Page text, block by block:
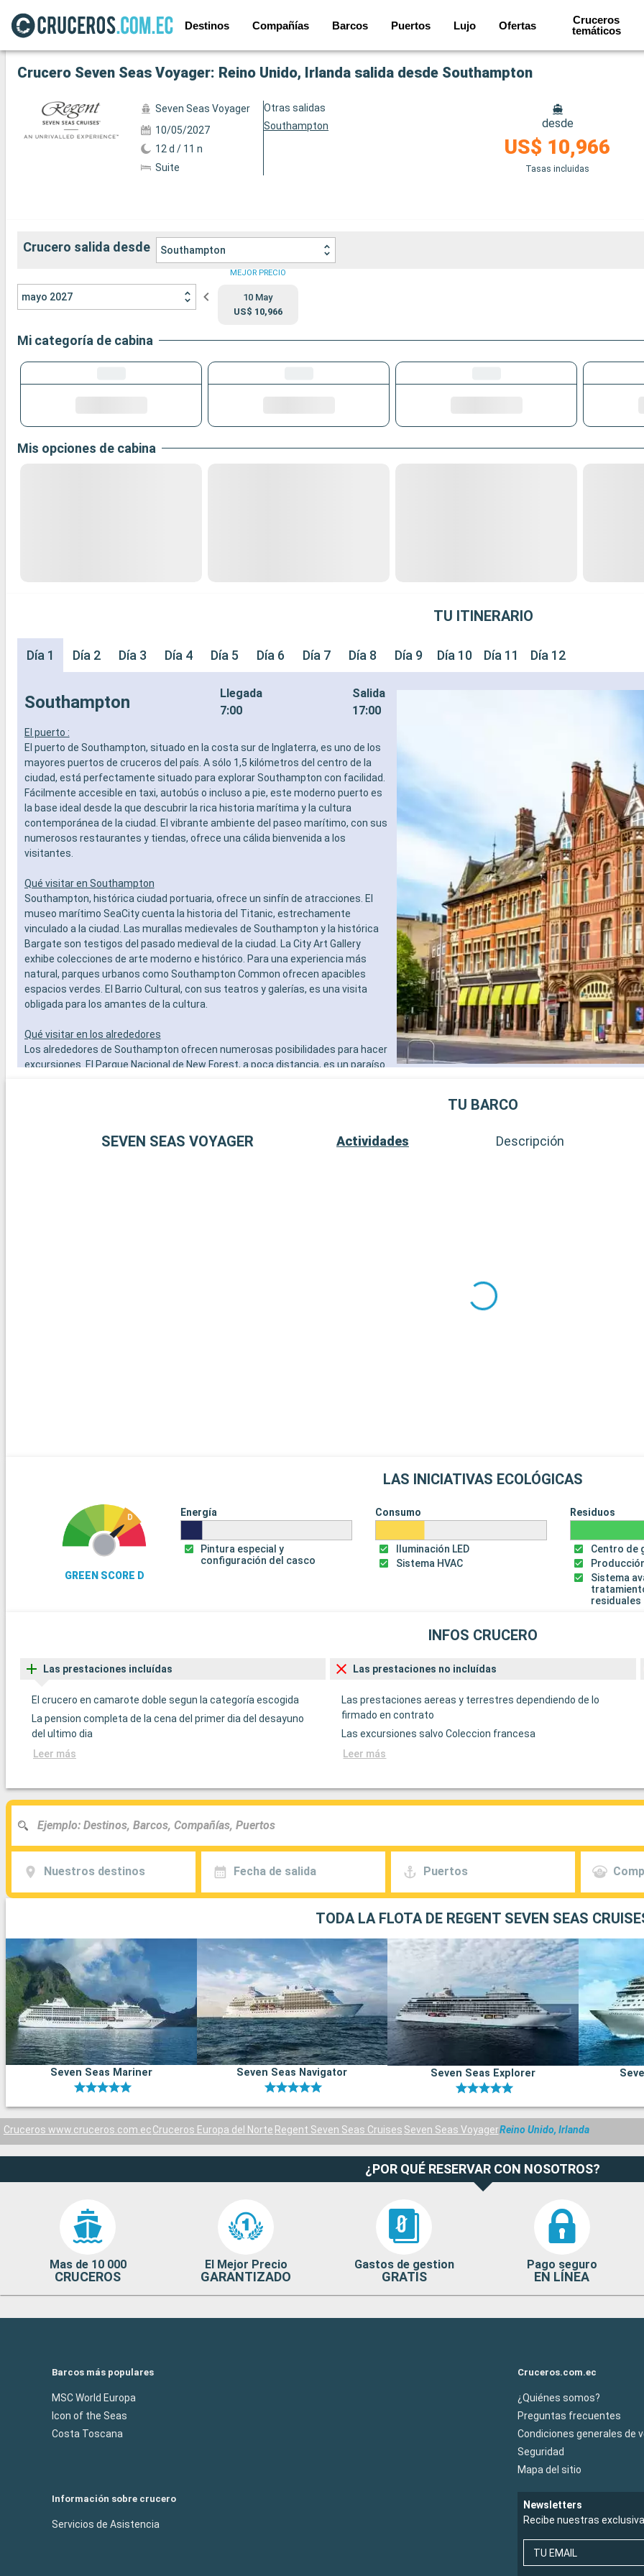
Destinos Compañías Barcos Puertos Lujo Ofertas
Cruceros
temáticos
Ver las 57 fotos siguientes
Crucero Seven Seas Voyager: Reino Unido, Irlanda salida desde Southampton
Seven Seas Voyager
10/05/2027
12 d / 11 n
Suite
Otras salidas
Southampton
desde
US$ 10,966
Tasas incluidas
Crucero salida desde Southampton
mayo 2027
MEJOR PRECIO
10 May
US$ 10,966
Mi categoría de cabina
Mis opciones de cabina
TU ITINERARIO
Día 1 Día 2 Día 3 Día 4 Día 5 Día 6 Día 7 Día 8 Día 9 Día 10 Día 11 Día 12
Southampton
Llegada
7:00
Salida
17:00
El puerto :
El puerto de Southampton, situado en la costa sur de Inglaterra, es uno de los
mayores puertos de cruceros del país. A sólo 1,5 kilómetros del centro de la
ciudad, está perfectamente situado para explorar Southampton con facilidad.
Fácilmente accesible en taxi, autobús o incluso a pie, este moderno puerto es
la base ideal desde la que descubrir la rica historia marítima y la cultura
contemporánea de la ciudad. El vibrante ambiente del paseo marítimo, con sus
numerosos restaurantes y tiendas, ofrece una cálida bienvenida a los
visitantes.
Qué visitar en Southampton
Southampton, histórica ciudad portuaria, ofrece un sinfín de atracciones. El
museo marítimo SeaCity cuenta la historia del Titanic, estrechamente
vinculado a la ciudad. Las murallas medievales de Southampton y la histórica
Bargate son testigos del pasado medieval de la ciudad. La City Art Gallery
exhibe colecciones de arte moderno e histórico. Para una experiencia más
natural, parques urbanos como Southampton Common ofrecen apacibles
espacios verdes. El Barrio Cultural, con sus teatros y galerías, es una visita
obligada para los amantes de la cultura.
Qué visitar en los alrededores
Los alrededores de Southampton ofrecen numerosas posibilidades para hacer
excursiones. El Parque Nacional de New Forest, a poca distancia, es un paraíso
playas y famosas regatas. Por último, los aficionados a la historia pueden
TU BARCO
SEVEN SEAS VOYAGER Actividades Descripción
LAS INICIATIVAS ECOLÓGICAS
GREEN SCORE D
Energía
Pintura especial y
configuración del casco
Consumo
Iluminación LED
Sistema HVAC
Residuos
Centro de
Sistema
residuales
INFOS CRUCERO
Las prestaciones incluídas
El crucero en camarote doble segun la categoría escogida
La pension completa de la cena del primer dia del desayuno
del ultimo dia
Leer más
Las prestaciones no incluídas
Las prestaciones aereas y terrestres dependiendo de lo
firmado en contrato
Las excursiones salvo Coleccion francesa
Leer más
Nuestros destinos Fecha de salida Puertos
TODA LA FLOTA DE REGENT SEVEN SEAS
Seven Seas Mariner Seven Seas Navigator Seven Seas Explorer
Cruceros www.cruceros.com.ecCruceros Europa del Norte Regent Seven Seas Cruises Seven Seas VoyagerReino Unido, Irlanda
¿POR QUÉ RESERVAR CON NOSOTROS?
Mas de 10 000
CRUCEROS
El Mejor Precio
GARANTIZADO
Gastos de gestion
GRATIS
Pago seguro
EN LÍNEA
Barcos más populares
MSC World Europa
Icon of the Seas
Costa Toscana
Cruceros.com.ec
¿Quiénes somos?
Preguntas frecuentes
Condiciones generales de
Seguridad
Mapa del sitio
Información sobre crucero
Servicios de Asistencia
Newsletters
Recibe nuestras
TU EMAIL